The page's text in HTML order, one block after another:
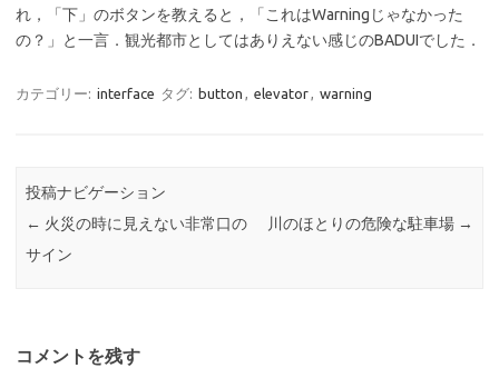
れ，「下」のボタンを教えると，「これはWarningじゃなかった
の？」と一言．観光都市としてはありえない感じのBADUIでした．
カテゴリー: interface タグ: button , elevator, warning
投稿ナビゲーション
← 火災の時に見えない非常口の
サイン
川のほとりの危険な駐車場 →
コメントを残す